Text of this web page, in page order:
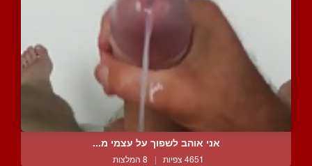
אני אוהב לשפוך על עצמי מ...
4651 צפיות | 8 המלצות